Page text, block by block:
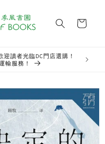
Cart
讀者光臨DC門店選購！
輸服務！